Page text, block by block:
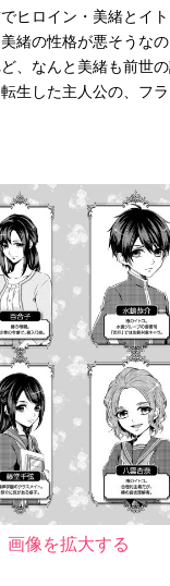
ヒロイン・美緒とイ
緒の性格が悪そうな
、なんと美緒も前世
生した主人公の、フ
画像を拡大する